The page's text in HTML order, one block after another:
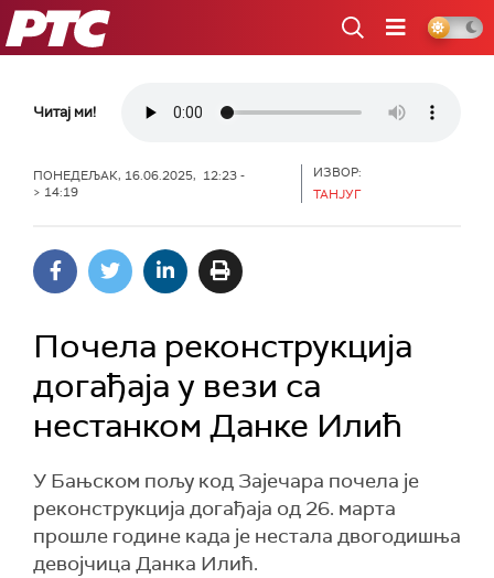
РТС
Читај ми!
ПОНЕДЕЉАК, 16.06.2025, 12:23 -
> 14:19
ИЗВОР:
ТАНЈУГ
Почела реконструкција
догађаја у вези са
нестанком Данке Илић
У Бањском пољу код Зајечара почела je
реконструкција догађаја од 26. марта
прошле године када је нестала двогодишња
девојчица Данка Илић.